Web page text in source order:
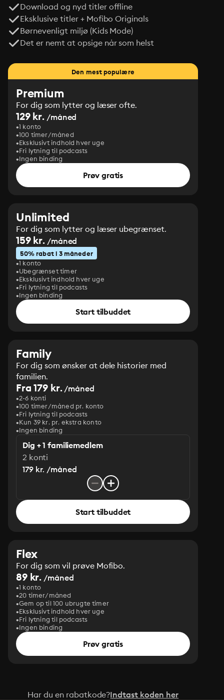
Download og nyd titler offline
Eksklusive titler + Mofibo Originals
Børnevenligt miljø (Kids Mode)
Det er nemt at opsige når som helst
Den mest populære
Premium
For dig som lytter og læser ofte.
129 kr. /måned
1 konto
100 timer/måned
Eksklusivt indhold hver uge
Fri lytning til podcasts
Ingen binding
Prøv gratis
Unlimited
For dig som lytter og læser ubegrænset.
159 kr. /måned
50% rabat i 3 måneder
1 konto
Ubegrænset timer
Eksklusivt indhold hver uge
Fri lytning til podcasts
Ingen binding
Start tilbuddet
Family
For dig som ønsker at dele historier med
familien.
Fra 179 kr./måned
2-6 konti
100 timer/måned pr. konto
Fri lytning til podcasts
Kun 39 kr. pr. ekstra konto
Ingen binding
Dig + 1 familiemedlem
2 konti
179 kr. /måned
Start tilbuddet
Flex
For dig som vil prøve Mofibo.
89 kr. /måned
1 konto
20 timer/måned
Gem op til 100 ubrugte timer
Eksklusivt indhold hver uge
Fri lytning til podcasts
Ingen binding
Prøv gratis
Har du en rabatkode?Indtast koden her